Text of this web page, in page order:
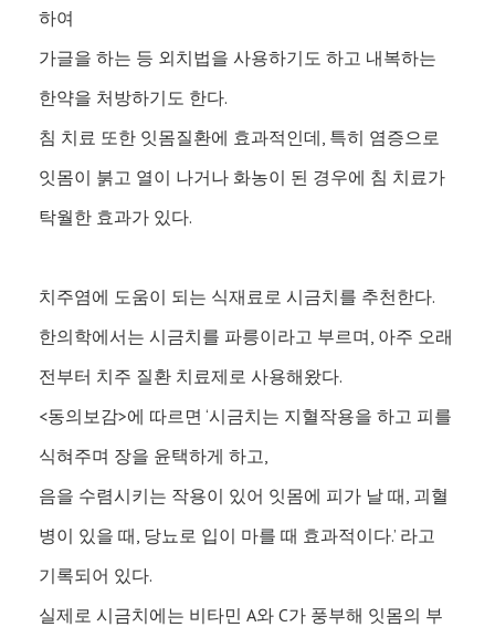
하여
가글을 하는 등 외치법을 사용하기도 하고 내복하는
한약을 처방하기도 한다.
침 치료 또한 잇몸질환에 효과적인데, 특히 염증으로
잇몸이 붉고 열이 나거나 화농이 된 경우에 침 치료가
탁월한 효과가 있다.
치주염에 도움이 되는 식재료로 시금치를 추천한다.
한의학에서는 시금치를 파릉이라고 부르며, 아주 오래
전부터 치주 질환 치료제로 사용해왔다.
<동의보감>에 따르면 ‘시금치는 지혈작용을 하고 피를
식혀주며 장을 윤택하게 하고,
음을 수렴시키는 작용이 있어 잇몸에 피가 날 때, 괴혈
병이 있을 때, 당뇨로 입이 마를 때 효과적이다.’ 라고
기록되어 있다.
실제로 시금치에는 비타민 A와 C가 풍부해 잇몸의 부